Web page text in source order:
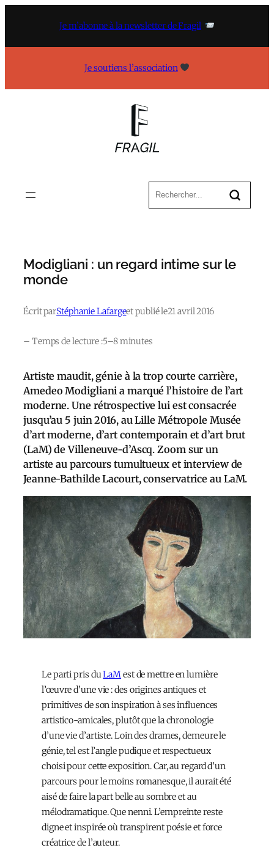
Je m’abonne à la newsletter de Fragil
Je soutiens l’association
Modigliani : un regard intime sur le
monde
Écrit parStéphanie Lafargeet publié le21 avril 2016
– Temps de lecture :5–8 minutes
Artiste maudit, génie à la trop courte carrière,
Amedeo Modigliani a marqué l’histoire de l’art
moderne. Une rétrospective lui est consacrée
jusqu’au 5 juin 2016, au Lille Métropole Musée
d’art moderne, d’art contemporain et d’art brut
(LaM) de Villeneuve-d’Ascq. Zoom sur un
artiste au parcours tumultueux et interview de
Jeanne-Bathilde Lacourt, conservatrice au LaM.
Le parti pris duLaMest de mettre en lumière
l’œuvre d’une vie : des origines antiques et
primitives de son inspiration à ses influences
artistico-amicales, plutôt que la chronologie
d’une vie d’artiste. Loin des drames, demeure le
génie, tel est l’angle pudique et respectueux
choisi pour cette exposition. Car, au regard d’un
parcours pour le moins romanesque, il aurait été
aisé de faire la part belle au sombre et au
mélodramatique. Que nenni. L’empreinte reste
digne et inspirée où transpirent poésie et force
créatrice de l’auteur.